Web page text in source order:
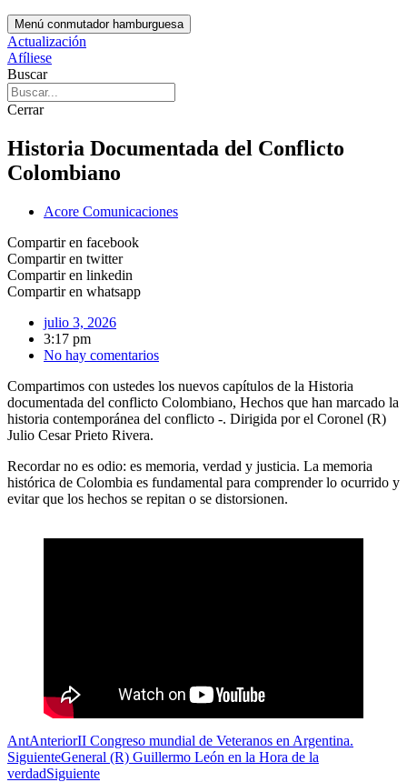
Menú conmutador hamburguesa
Actualización
Afíliese
Buscar
Cerrar
Historia Documentada del Conflicto
Colombiano
Acore Comunicaciones
Compartir en facebook
Compartir en twitter
Compartir en linkedin
Compartir en whatsapp
julio 3, 2026
3:17 pm
No hay comentarios
Compartimos con ustedes los nuevos capítulos de la Historia
documentada del conflicto Colombiano, Hechos que han marcado la
historia contemporánea del conflicto -. Dirigida por el Coronel (R)
Julio Cesar Prieto Rivera.
Recordar no es odio: es memoria, verdad y justicia. La memoria
histórica de Colombia es fundamental para comprender lo ocurrido y
evitar que los hechos se repitan o se distorsionen.
AntAnteriorII Congreso mundial de Veteranos en Argentina.
SiguienteGeneral (R) Guillermo León en la Hora de la
verdadSiguiente